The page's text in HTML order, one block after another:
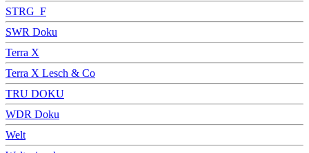
STRG_F
SWR Doku
Terra X
Terra X Lesch & Co
TRU DOKU
WDR Doku
Welt